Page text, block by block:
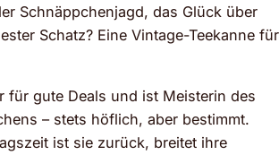
Schnäppchenjagd, das Glück über
Schatz? Eine Vintage-Teekanne für
für gute Deals und ist Meisterin des
– stets höflich, aber bestimmt.
ist sie zurück, breitet ihre